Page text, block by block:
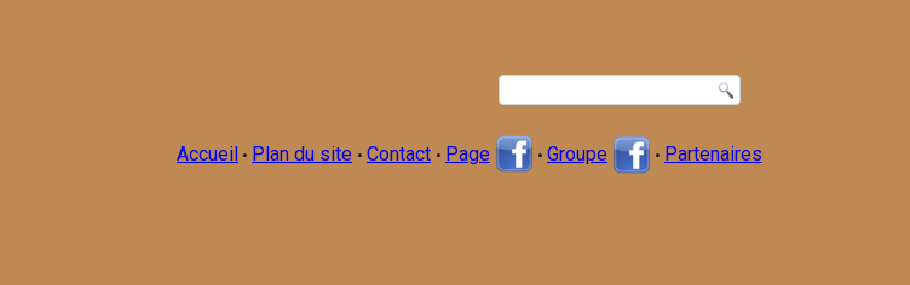
Accueil • Plan du site • Contact • Page • Groupe • Partenaires